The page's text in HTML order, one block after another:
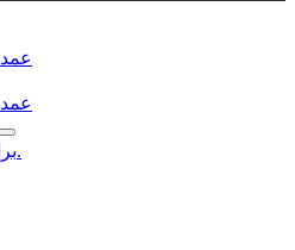
برای محصولات بیشتر کلیک کنید.